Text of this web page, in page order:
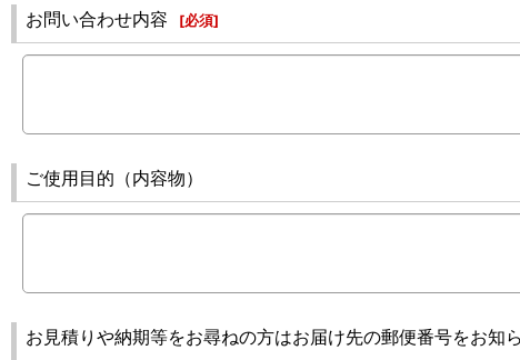
お問い合わせ内容 [必須]
ご使用目的（内容物）
お見積りや納期等をお尋ねの方はお届け先の郵便番号をお知